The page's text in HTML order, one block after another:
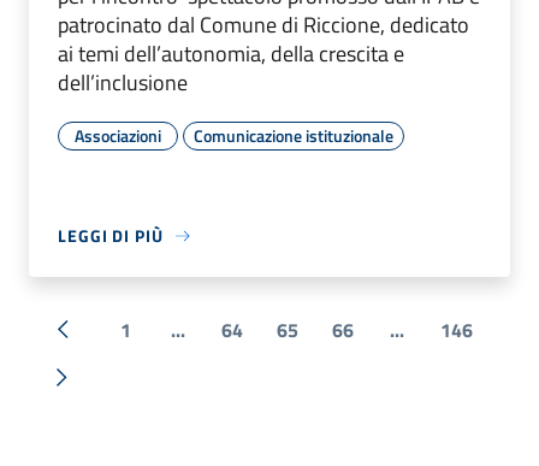
patrocinato dal Comune di Riccione, dedicato
ai temi dell’autonomia, della crescita e
dell’inclusione
Associazioni Comunicazione istituzionale
LEGGI DI PIÙ
« Precedente
1 ... 64 65 66 ... 146
Successiva »